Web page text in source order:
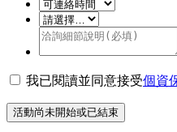
我已閱讀並同意接受個資